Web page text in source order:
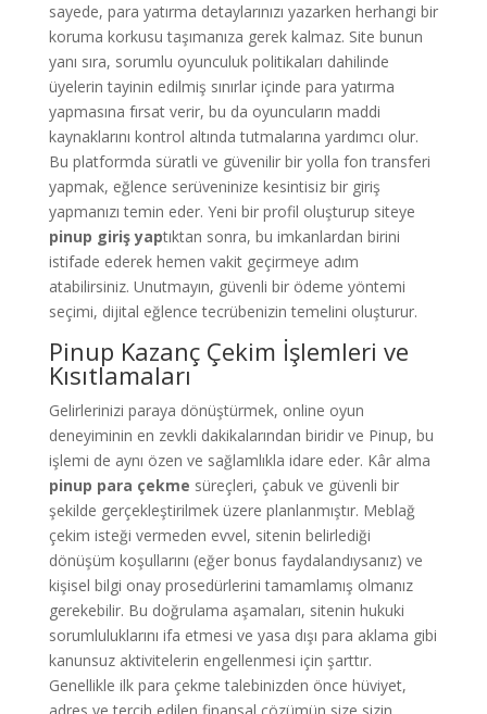
sayede, para yatırma detaylarınızı yazarken herhangi bir
koruma korkusu taşımanıza gerek kalmaz. Site bunun
yanı sıra, sorumlu oyunculuk politikaları dahilinde
üyelerin tayinin edilmiş sınırlar içinde para yatırma
yapmasına fırsat verir, bu da oyuncuların maddi
kaynaklarını kontrol altında tutmalarına yardımcı olur.
Bu platformda süratli ve güvenilir bir yolla fon transferi
yapmak, eğlence serüveninize kesintisiz bir giriş
yapmanızı temin eder. Yeni bir profil oluşturup siteye
pinup giriş yaptıktan sonra, bu imkanlardan birini
istifade ederek hemen vakit geçirmeye adım
atabilirsiniz. Unutmayın, güvenli bir ödeme yöntemi
seçimi, dijital eğlence tecrübenizin temelini oluşturur.
Pinup Kazanç Çekim İşlemleri ve
Kısıtlamaları
Gelirlerinizi paraya dönüştürmek, online oyun
deneyiminin en zevkli dakikalarından biridir ve Pinup, bu
işlemi de aynı özen ve sağlamlıkla idare eder. Kâr alma
pinup para çekme süreçleri, çabuk ve güvenli bir
şekilde gerçekleştirilmek üzere planlanmıştır. Meblağ
çekim isteği vermeden evvel, sitenin belirlediği
dönüşüm koşullarını (eğer bonus faydalandıysanız) ve
kişisel bilgi onay prosedürlerini tamamlamış olmanız
gerekebilir. Bu doğrulama aşamaları, sitenin hukuki
sorumluluklarını ifa etmesi ve yasa dışı para aklama gibi
kanunsuz aktivitelerin engellenmesi için şarttır.
Genellikle ilk para çekme talebinizden önce hüviyet,